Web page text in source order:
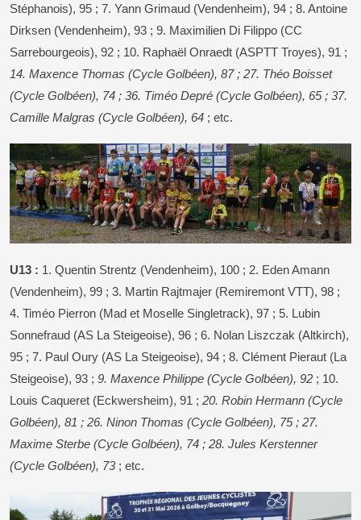
Stéphanois), 95 ; 7. Yann Grimaud (Vendenheim), 94 ; 8. Antoine
Dirksen (Vendenheim), 93 ; 9. Maximilien Di Filippo (CC
Sarrebourgeois), 92 ; 10. Raphaël Onraedt (ASPTT Troyes), 91 ;
14. Maxence Thomas (Cycle Golbéen), 87 ; 27. Théo Boisset
(Cycle Golbéen), 74 ; 36. Timéo Depré (Cycle Golbéen), 65 ; 37.
Camille Malgras (Cycle Golbéen), 64 ; etc.
U13 : 1. Quentin Strentz (Vendenheim), 100 ; 2. Eden Amann
(Vendenheim), 99 ; 3. Martin Rajtmajer (Remiremont VTT), 98 ;
4. Timéo Pierron (Mad et Moselle Singletrack), 97 ; 5. Lubin
Sonnefraud (AS La Steigeoise), 96 ; 6. Nolan Liszczak (Altkirch),
95 ; 7. Paul Oury (AS La Steigeoise), 94 ; 8. Clément Pieraut (La
Steigeoise), 93 ; 9. Maxence Philippe (Cycle Golbéen), 92 ; 10.
Louis Caqueret (Eckwersheim), 91 ; 20. Robin Hermann (Cycle
Golbéen), 81 ; 26. Ninon Thomas (Cycle Golbéen), 75 ; 27.
Maxime Sterbe (Cycle Golbéen), 74 ; 28. Jules Kerstenner
(Cycle Golbéen), 73; etc.